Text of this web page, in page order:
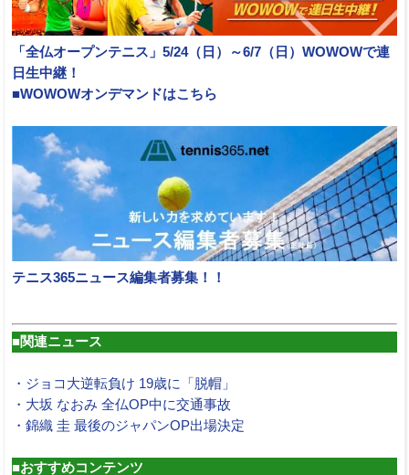
「全仏オープンテニス」5/24（日）～6/7（日）WOWOWで連
日生中継！
■WOWOWオンデマンドはこちら
テニス365ニュース編集者募集！！
■関連ニュース
・ジョコ大逆転負け 19歳に「脱帽」
・大坂 なおみ 全仏OP中に交通事故
・錦織 圭 最後のジャパンOP出場決定
■おすすめコンテンツ